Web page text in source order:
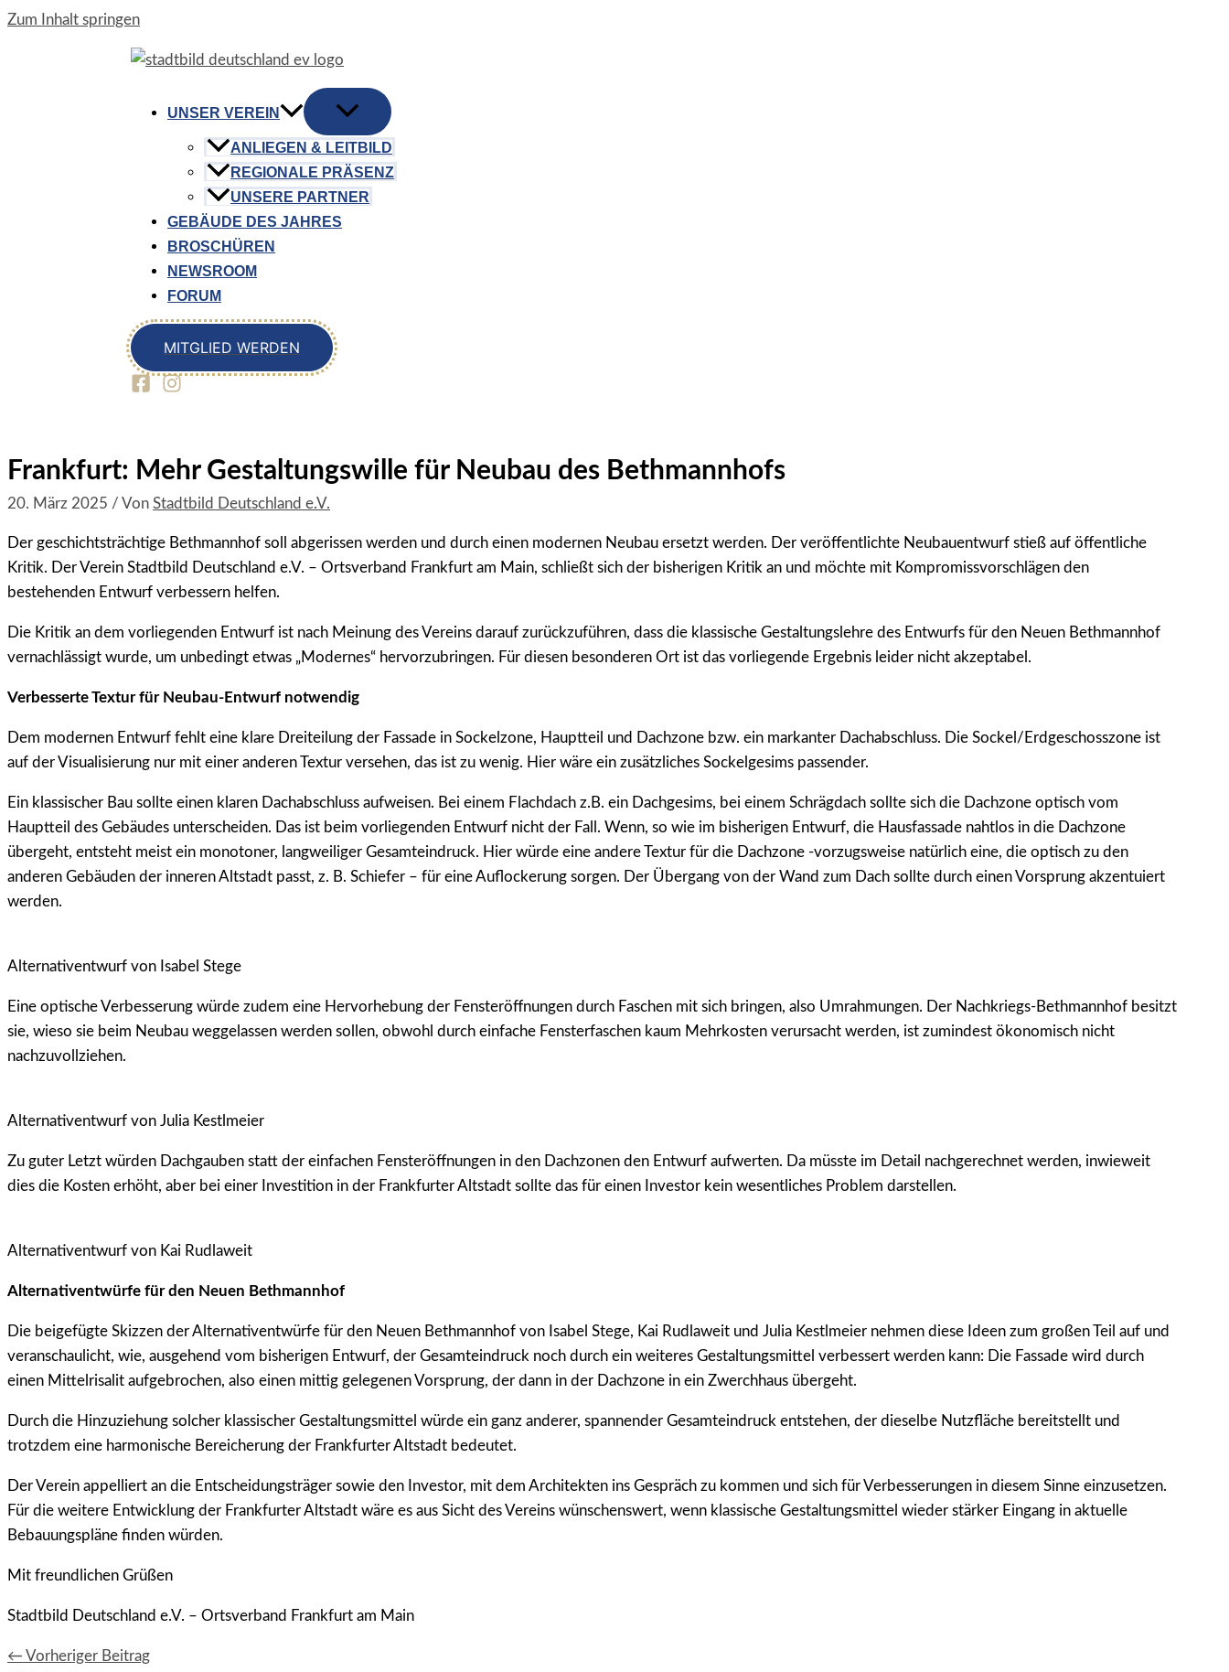
Zum Inhalt springen
UNSER VEREIN
ANLIEGEN & LEITBILD
REGIONALE PRÄSENZ
UNSERE PARTNER
GEBÄUDE DES JAHRES
BROSCHÜREN
NEWSROOM
FORUM
MITGLIED WERDEN
Frankfurt: Mehr Gestaltungswille für Neubau des Bethmannhofs
20. März 2025 / Von Stadtbild Deutschland e.V.
Der geschichtsträchtige Bethmannhof soll abgerissen werden und durch einen modernen Neubau ersetzt werden. Der veröffentlichte Neubauentwurf stieß auf öffentliche
Kritik. Der Verein Stadtbild Deutschland e.V. – Ortsverband Frankfurt am Main, schließt sich der bisherigen Kritik an und möchte mit Kompromissvorschlägen den
bestehenden Entwurf verbessern helfen.
Die Kritik an dem vorliegenden Entwurf ist nach Meinung des Vereins darauf zurückzuführen, dass die klassische Gestaltungslehre des Entwurfs für den Neuen Bethmannhof
vernachlässigt wurde, um unbedingt etwas „Modernes“ hervorzubringen. Für diesen besonderen Ort ist das vorliegende Ergebnis leider nicht akzeptabel.
Verbesserte Textur für Neubau-Entwurf notwendig
Dem modernen Entwurf fehlt eine klare Dreiteilung der Fassade in Sockelzone, Hauptteil und Dachzone bzw. ein markanter Dachabschluss. Die Sockel/Erdgeschosszone ist
auf der Visualisierung nur mit einer anderen Textur versehen, das ist zu wenig. Hier wäre ein zusätzliches Sockelgesims passender.
Ein klassischer Bau sollte einen klaren Dachabschluss aufweisen. Bei einem Flachdach z.B. ein Dachgesims, bei einem Schrägdach sollte sich die Dachzone optisch vom
Hauptteil des Gebäudes unterscheiden. Das ist beim vorliegenden Entwurf nicht der Fall. Wenn, so wie im bisherigen Entwurf, die Hausfassade nahtlos in die Dachzone
übergeht, entsteht meist ein monotoner, langweiliger Gesamteindruck. Hier würde eine andere Textur für die Dachzone -vorzugsweise natürlich eine, die optisch zu den
anderen Gebäuden der inneren Altstadt passt, z. B. Schiefer – für eine Auflockerung sorgen. Der Übergang von der Wand zum Dach sollte durch einen Vorsprung akzentuiert
werden.
Alternativentwurf von Isabel Stege
Eine optische Verbesserung würde zudem eine Hervorhebung der Fensteröffnungen durch Faschen mit sich bringen, also Umrahmungen. Der Nachkriegs-Bethmannhof besitzt
sie, wieso sie beim Neubau weggelassen werden sollen, obwohl durch einfache Fensterfaschen kaum Mehrkosten verursacht werden, ist zumindest ökonomisch nicht
nachzuvollziehen.
Alternativentwurf von Julia Kestlmeier
Zu guter Letzt würden Dachgauben statt der einfachen Fensteröffnungen in den Dachzonen den Entwurf aufwerten. Da müsste im Detail nachgerechnet werden, inwieweit
dies die Kosten erhöht, aber bei einer Investition in der Frankfurter Altstadt sollte das für einen Investor kein wesentliches Problem darstellen.
Alternativentwurf von Kai Rudlaweit
Alternativentwürfe für den Neuen Bethmannhof
Die beigefügte Skizzen der Alternativentwürfe für den Neuen Bethmannhof von Isabel Stege, Kai Rudlaweit und Julia Kestlmeier nehmen diese Ideen zum großen Teil auf und
veranschaulicht, wie, ausgehend vom bisherigen Entwurf, der Gesamteindruck noch durch ein weiteres Gestaltungsmittel verbessert werden kann: Die Fassade wird durch
einen Mittelrisalit aufgebrochen, also einen mittig gelegenen Vorsprung, der dann in der Dachzone in ein Zwerchhaus übergeht.
Durch die Hinzuziehung solcher klassischer Gestaltungsmittel würde ein ganz anderer, spannender Gesamteindruck entstehen, der dieselbe Nutzfläche bereitstellt und
trotzdem eine harmonische Bereicherung der Frankfurter Altstadt bedeutet.
Der Verein appelliert an die Entscheidungsträger sowie den Investor, mit dem Architekten ins Gespräch zu kommen und sich für Verbesserungen in diesem Sinne einzusetzen.
Für die weitere Entwicklung der Frankfurter Altstadt wäre es aus Sicht des Vereins wünschenswert, wenn klassische Gestaltungsmittel wieder stärker Eingang in aktuelle
Bebauungspläne finden würden.
Mit freundlichen Grüßen
Stadtbild Deutschland e.V. – Ortsverband Frankfurt am Main
← Vorheriger Beitrag